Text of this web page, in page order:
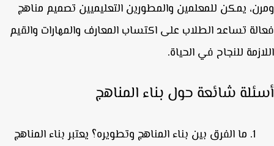
يمكن للمعلمين والمطورين التعليميين تصميم مناهج
تساعد الطلاب على اكتساب المعارف والمهارات والقيم
للنجاح في الحياة.
شائعة حول بناء المناهج
ما الفرق بين بناء المناهج وتطويره؟يعتبر بناء المناهج